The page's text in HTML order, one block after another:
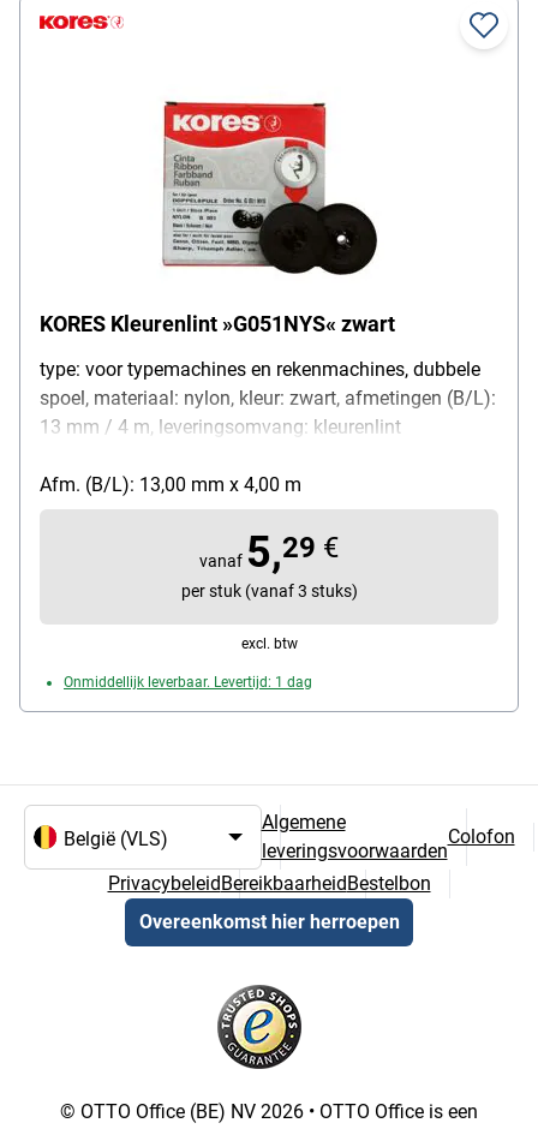
KORES Kleurenlint »G051NYS« zwart
type: voor typemachines en rekenmachines, dubbele
spoel, materiaal: nylon, kleur: zwart, afmetingen (B/L):
13 mm / 4 m, leveringsomvang: kleurenlint
Afm. (B/L): 13,00 mm x 4,00 m
vanaf 5,29 €
per stuk (vanaf 3 stuks)
excl. btw
Onmiddellijk leverbaar. Levertijd: 1 dag
Algemene
leveringsvoorwaarden
Colofon
Privacybeleid Bereikbaarheid Bestelbon
Overeenkomst hier herroepen
© OTTO Office (BE) NV 2026 • OTTO Office is een